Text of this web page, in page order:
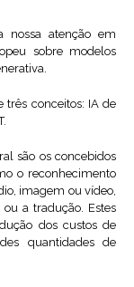
nossa atenção em
sobre modelos
três conceitos: IA de
são os concebidos
o reconhecimento
imagem ou vídeo,
a tradução. Estes
dos custos de
quantidades de